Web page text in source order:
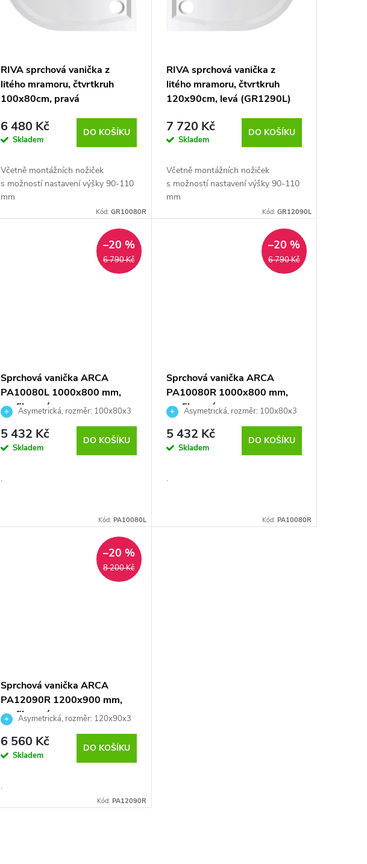
RIVA sprchová vanička z
litého mramoru, čtvrtkruh
100x80cm, pravá
6 480 Kč
Skladem
DO KOŠÍKU
Včetně montážních nožiček
s možností nastavení výšky 90-110
mm
Kód: GR10080R
RIVA sprchová vanička z
litého mramoru, čtvrtkruh
120x90cm, levá (GR1290L)
7 720 Kč
Skladem
DO KOŠÍKU
Včetně montážních nožiček
s možností nastavení výšky 90-110
mm
Kód: GR12090L
6 790 Kč
–20 %
Sprchová vanička ARCA
PA10080L 1000x800 mm,
profilovaná
Asymetrická, rozměr: 100x80x3
5 432 Kč
Skladem
DO KOŠÍKU
.
Kód: PA10080L
6 790 Kč
–20 %
Sprchová vanička ARCA
PA10080R 1000x800 mm,
profilovaná
Asymetrická, rozměr: 100x80x3
5 432 Kč
Skladem
DO KOŠÍKU
.
Kód: PA10080R
8 200 Kč
–20 %
Sprchová vanička ARCA
PA12090R 1200x900 mm,
profilovaná
Asymetrická, rozměr: 120x90x3
6 560 Kč
Skladem
DO KOŠÍKU
.
Kód: PA12090R